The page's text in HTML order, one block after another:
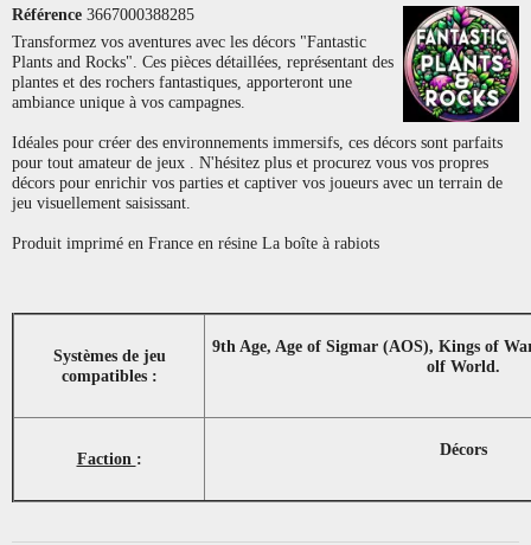
Référence 3667000388285
Transformez vos aventures avec les décors "Fantastic
Plants and Rocks". Ces pièces détaillées, représentant des
plantes et des rochers fantastiques, apporteront une
ambiance unique à vos campagnes.
Idéales pour créer des environnements immersifs, ces décors sont parfaits
pour tout amateur de jeux . N'hésitez plus et procurez vous vos propres
décors pour enrichir vos parties et captiver vos joueurs avec un terrain de
jeu visuellement saisissant.
Produit imprimé en France en résine La boîte à rabiots
Systèmes de jeu
compatibles :
9th Age, Age of Sigmar (AOS), Kings of
olf World.
Faction : Décors